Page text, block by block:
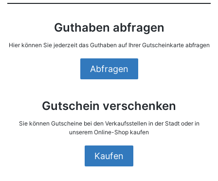
Guthaben abfragen
Hier können Sie jederzeit das Guthaben auf Ihrer Gutscheinkarte abfragen
Abfragen
Gutschein verschenken
Sie können Gutscheine bei den Verkaufsstellen in der Stadt oder in
unserem Online-Shop kaufen
Kaufen